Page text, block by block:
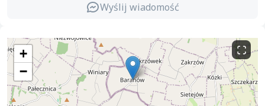
Wyślij wiadomość
+
−